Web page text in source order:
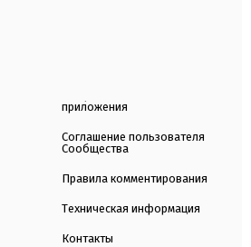
приложения
Соглашение пользователя
Сообщества
Правила комментирования
Техническая информация
Контакты